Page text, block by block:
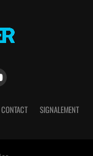
CONTACT SIGNALEMENT